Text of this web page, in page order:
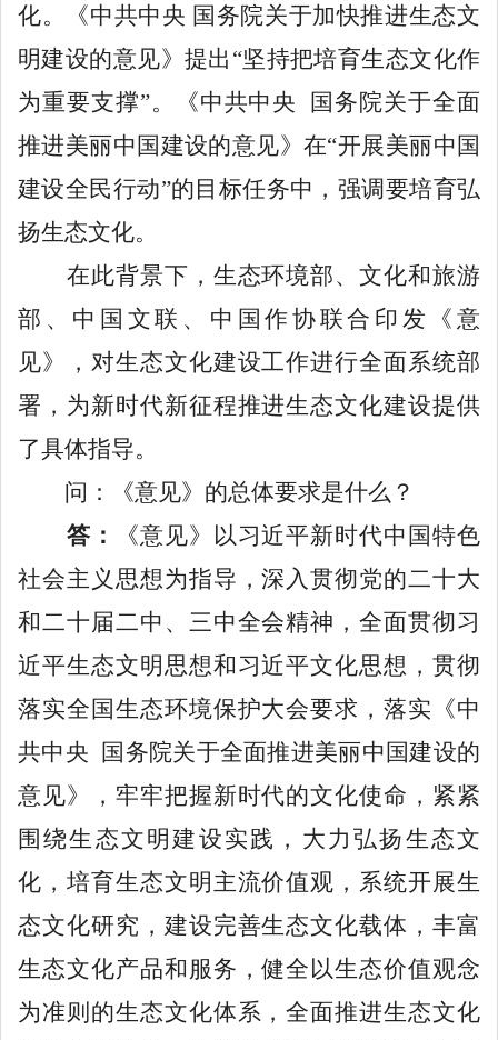
化。《中共中央 国务院关于加快推进生态文
明建设的意见》提出“坚持把培育生态文化作
为重要支撑”。《中共中央 国务院关于全面
推进美丽中国建设的意见》在“开展美丽中国
建设全民行动”的目标任务中，强调要培育弘
扬生态文化。
在此背景下，生态环境部、文化和旅游
部、中国文联、中国作协联合印发《意
见》，对生态文化建设工作进行全面系统部
署，为新时代新征程推进生态文化建设提供
了具体指导。
问：《意见》的总体要求是什么？
答：
《意见》以习近平新时代中国特色
社会主义思想为指导，深入贯彻党的二十大
和二十届二中、三中全会精神，全面贯彻习
近平生态文明思想和习近平文化思想，贯彻
落实全国生态环境保护大会要求，落实《中
共中央 国务院关于全面推进美丽中国建设的
意见》，牢牢把握新时代的文化使命，紧紧
围绕生态文明建设实践，大力弘扬生态文
化，培育生态文明主流价值观，系统开展生
态文化研究，建设完善生态文化载体，丰富
生态文化产品和服务，健全以生态价值观念
为准则的生态文化体系，全面推进生态文化